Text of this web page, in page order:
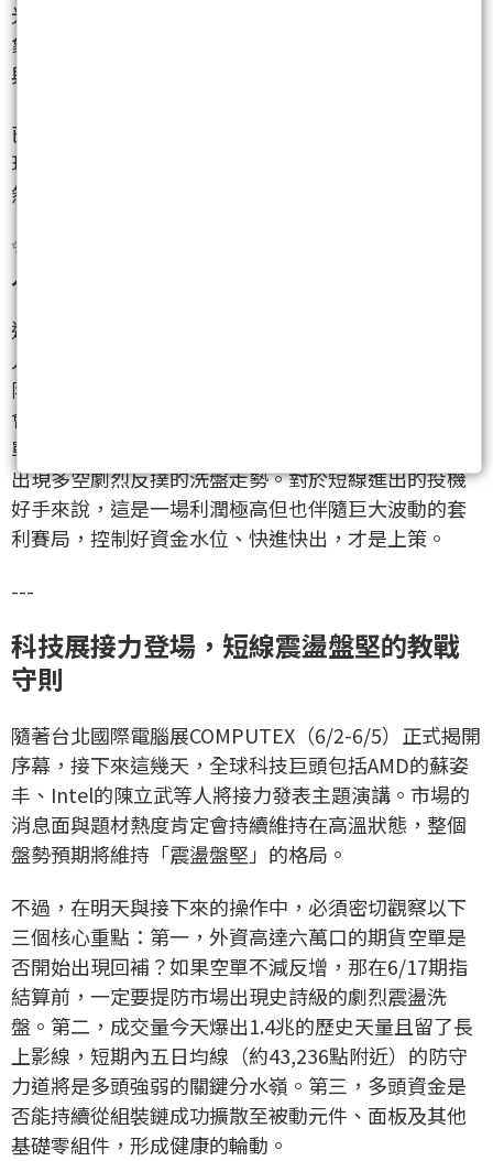
光移到期貨市場，就會發現一個非常詭異且極端的現
象。今天的台指期終場大漲720 點，收在46,035點，
與現貨的加權指數相比，居然呈現高達697.09點的
已經到達沸點，隱含著巨大的套利買盤正在瘋狂推升
現貨。然而，外資在期貨的未平倉累積淨空單，卻依
然維持在64,673口的歷史最高水位。
✨
人在高檔玩的避險兩手戰略。
這種「現貨買、期貨空」的對沖操作，充分顯示出法
人在指數創歷史新高的同時，採取了「居高思危」的
防禦性防守。極端正價差雖然預示著現貨短線上可能
會持續被迫跟漲以收斂價差，但外資手握六萬多口空
單對鎖，只要高檔稍微出現風吹草動，盤中就極容易
出現多空劇烈反撲的洗盤走勢。對於短線進出的投機
好手來說，這是一場利潤極高但也伴隨巨大波動的套
利賽局，控制好資金水位、快進快出，才是上策。
---
科技展接力登場，短線震盪盤堅的教戰
守則
隨著台北國際電腦展COMPUTEX（6/2-6/5）正式揭開
序幕，接下來這幾天，全球科技巨頭包括AMD的蘇姿
丰、Intel的陳立武等人將接力發表主題演講。市場的
消息面與題材熱度肯定會持續維持在高溫狀態，整個
盤勢預期將維持「震盪盤堅」的格局。
不過，在明天與接下來的操作中，必須密切觀察以下
三個核心重點：第一，外資高達六萬口的期貨空單是
否開始出現回補？如果空單不減反增，那在6/17期指
結算前，一定要提防市場出現史詩級的劇烈震盪洗
盤。第二，成交量今天爆出1.4兆的歷史天量且留了長
上影線，短期內五日均線（約43,236點附近）的防守
力道將是多頭強弱的關鍵分水嶺。第三，多頭資金是
否能持續從組裝鏈成功擴散至被動元件、面板及其他
基礎零組件，形成健康的輪動。